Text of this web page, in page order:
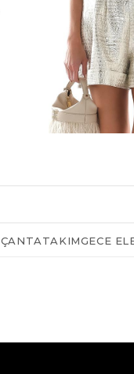
ÇANTATAKIMGECE